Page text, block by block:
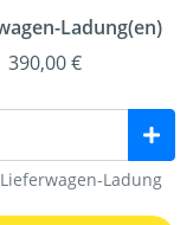
Ladung(en)
390,00 €
Ladung